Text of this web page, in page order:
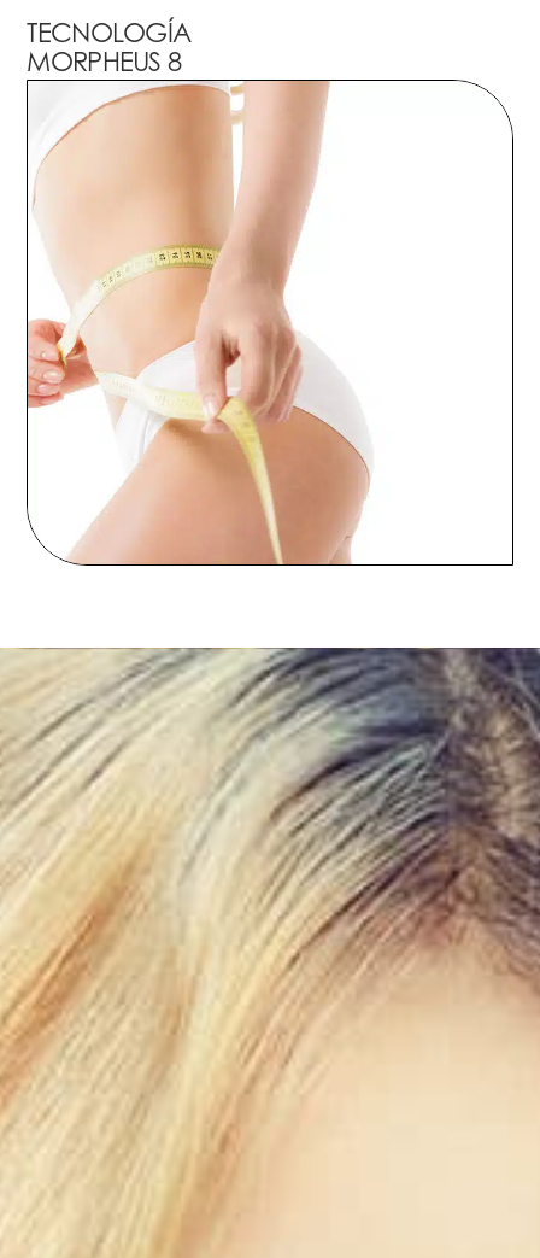
TECNOLOGÍA
MORPHEUS 8